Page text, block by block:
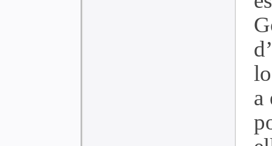
a